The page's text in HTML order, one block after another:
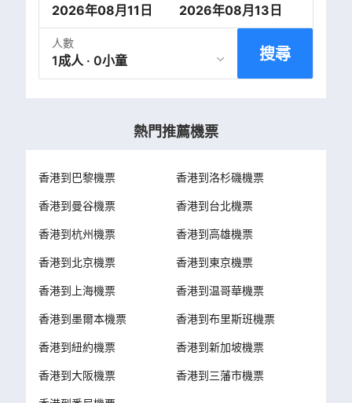
2026年08月11日 2026年08月13日
人數
1成人 · 0小童 搜尋
熱門推薦機票
香港到巴黎機票 香港到洛杉磯機票
香港到曼谷機票 香港到台北機票
香港到杭州機票 香港到高雄機票
香港到北京機票 香港到東京機票
香港到上海機票 香港到温哥華機票
香港到墨爾本機票 香港到布里斯班機票
香港到紐約機票 香港到新加坡機票
香港到大阪機票 香港到三藩市機票